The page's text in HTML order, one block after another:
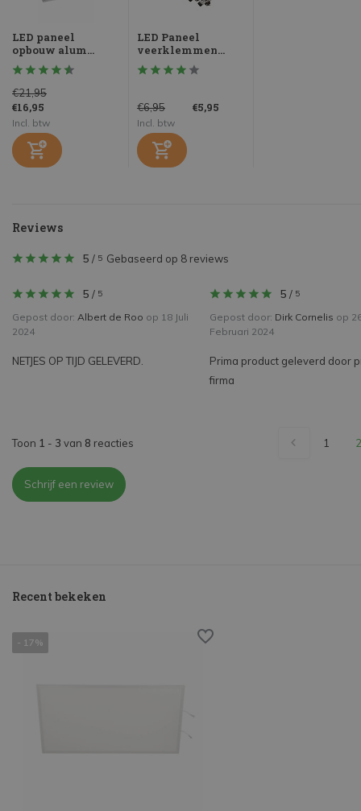
LED paneel
opbouw alum...
€21,95
€16,95
Incl. btw
LED Paneel
veerklemmen...
€6,95 €5,95
Incl. btw
Reviews
5 / 5 Gebaseerd op 8 reviews
5 / 5
Gepost door: Albert de Roo op 18 Juli
2024
NETJES OP TIJD GELEVERD.
5 / 5
Gepost door: Dirk Cornelis op
Februari 2024
Prima product geleverd door
firma
Toon 1 - 3 van 8 reacties 1 2
Schrijf een review
Recent bekeken
- 17%